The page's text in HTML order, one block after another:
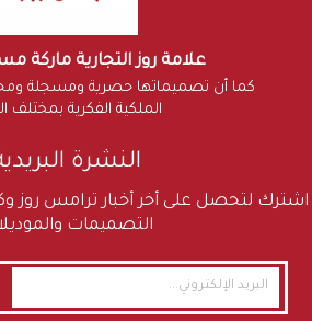
علامة روز التجارية ماركة
كما أن تصميماتها حصرية ومسجلة
الملكية الفكرية بمختلف
النشرة
اشترك لتحصل على أخر أخبار ترامس روز
التصميمات